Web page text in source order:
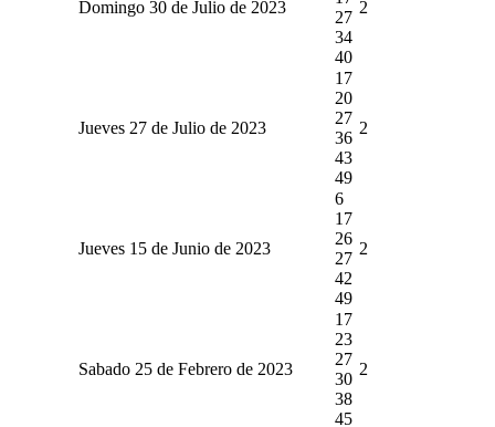
Domingo 30 de Julio de 2023
27
34
40
2
Jueves 27 de Julio de 2023
17
20
27
36
43
49
2
Jueves 15 de Junio de 2023
6
17
26
27
42
49
2
Sabado 25 de Febrero de 2023
17
23
27
30
38
45
2